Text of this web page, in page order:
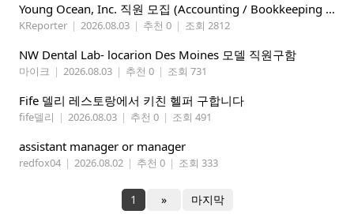
Young Ocean, Inc. 직원 모집 (Accounting / Bookkeeping 분야)
KReporter | 2026.08.03 | 추천 0 | 조회 2812
NW Dental Lab- locarion Des Moines 모델 직원구함
마이크 | 2026.08.03 | 추천 0 | 조회 731
Fife 델리 레스토랑에서 키친 헬퍼 구합니다
fife델리 | 2026.08.03 | 추천 0 | 조회 491
assistant manager or manager
redfox04 | 2026.08.02 | 추천 0 | 조회 333
1 » 마지막